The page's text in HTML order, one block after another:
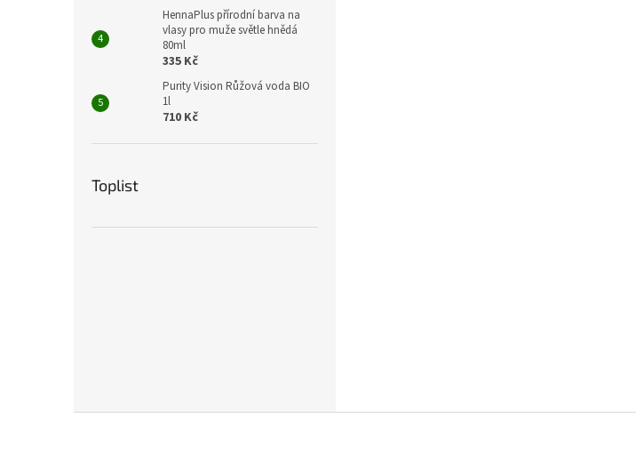
HennaPlus přírodní barva na
vlasy pro muže světle hnědá
80ml
335 Kč
Purity Vision Růžová voda BIO
1l
710 Kč
Toplist